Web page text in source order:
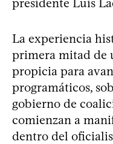
La experiencia
primera mitad de
propicia para
programáticos,
gobierno de
comienzan a
dentro del